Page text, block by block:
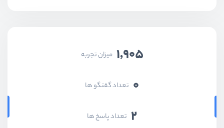
1,905 میزان تجربه
0 تعداد گفتگو ها
2 تعداد پاسخ ها